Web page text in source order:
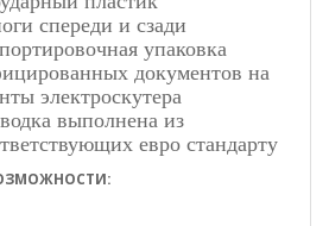
спереди и сзади
упаковка
документов на
электроскутера
выполнена из
евро стандарту